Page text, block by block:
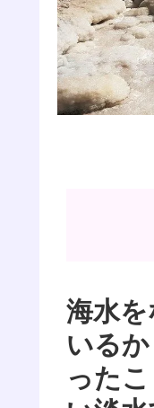
海水
いる
った